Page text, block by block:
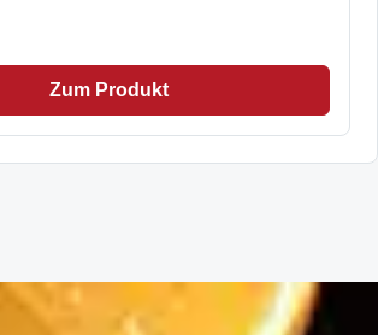
Zum Produkt